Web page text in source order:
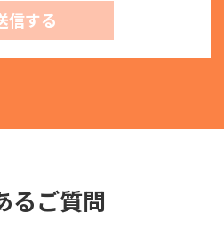
は、本人に明示、通知、また
範囲内に限定し、それに反す
て
正アクセス、個人情報の漏
的確な防止とセキュリティの
信する
るご質問